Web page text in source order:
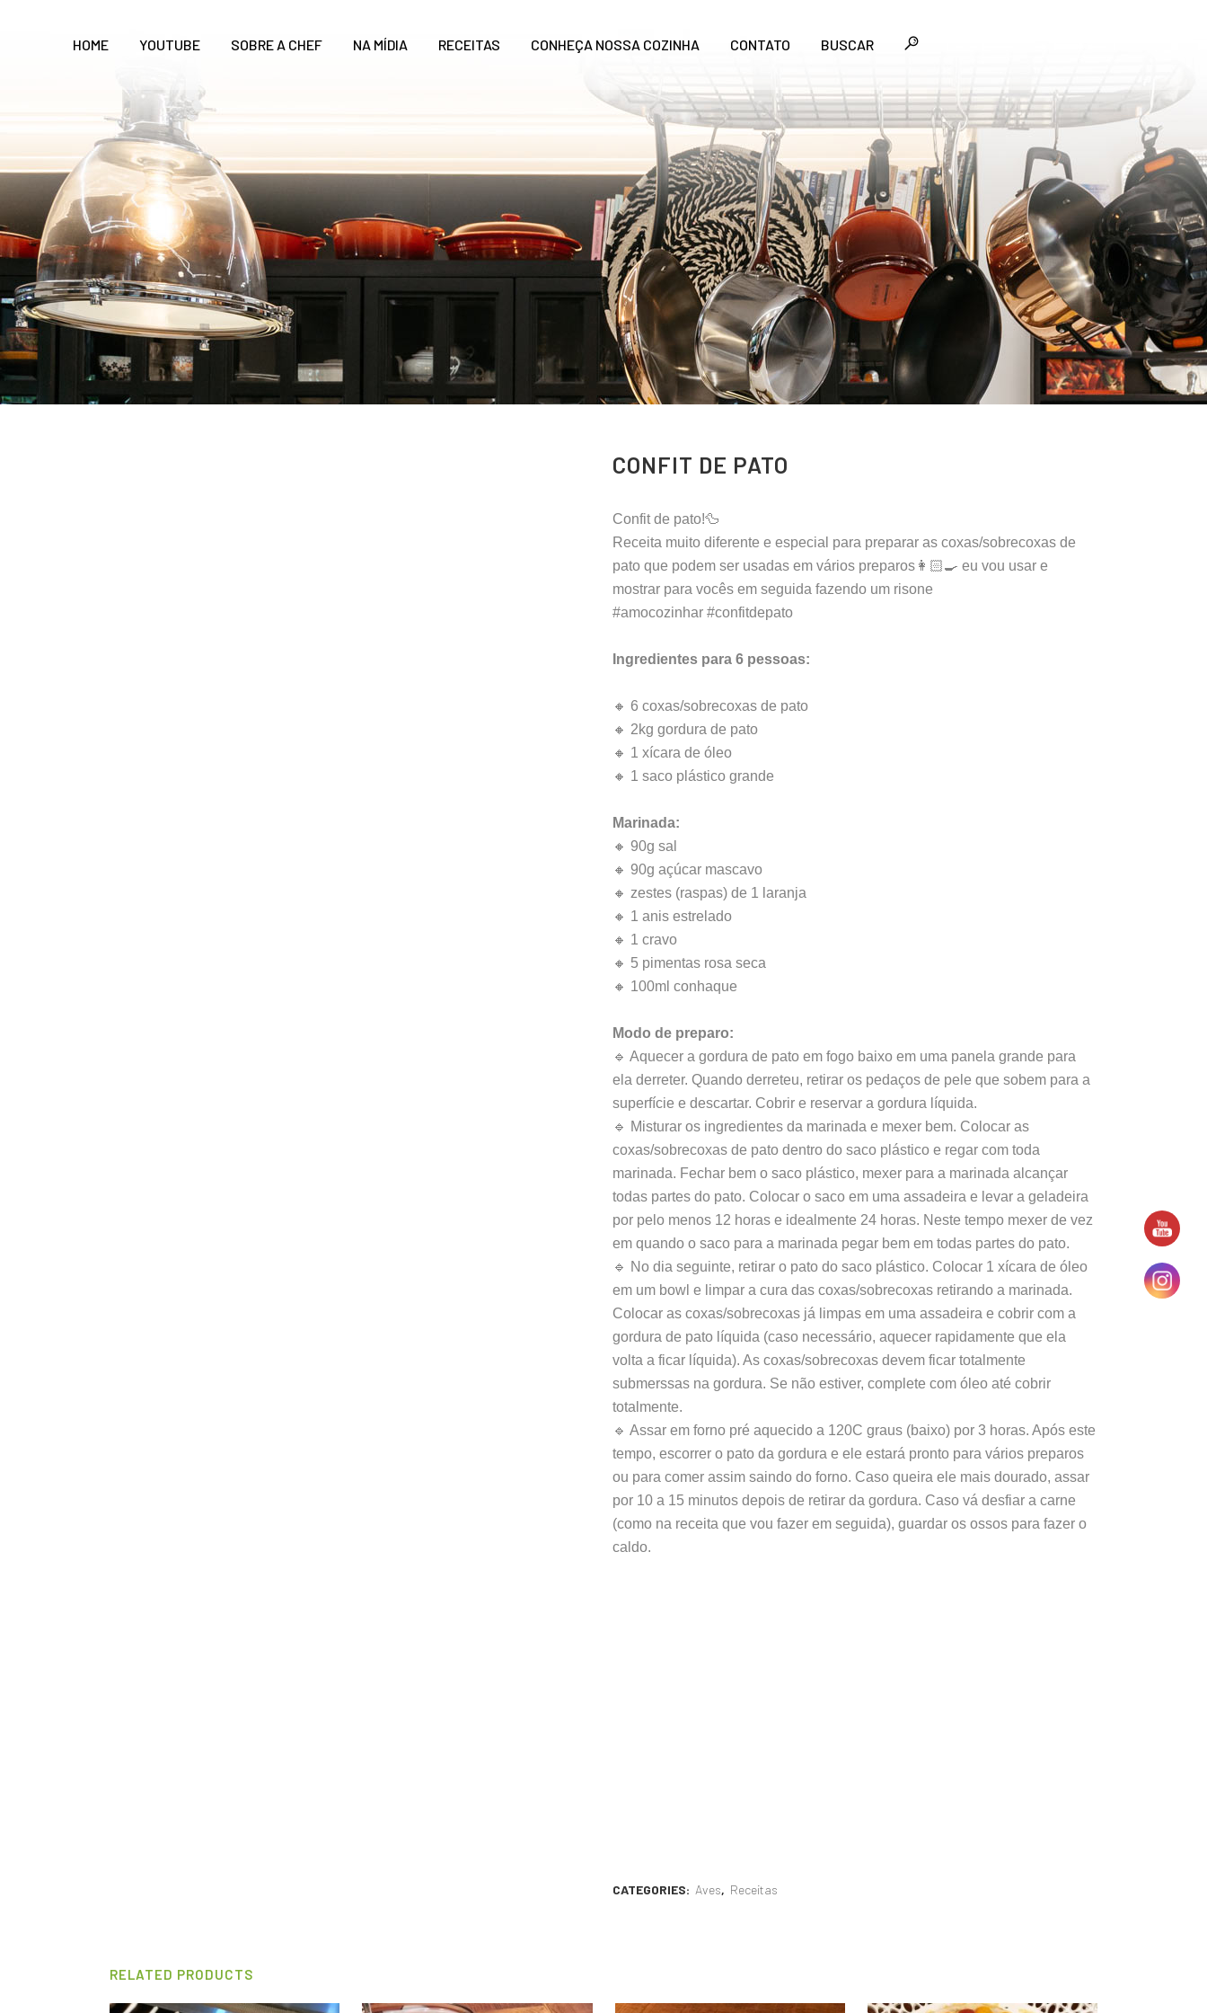
HOME YOUTUBE SOBRE A CHEF NA MÍDIA RECEITAS CONHEÇA NOSSA COZINHA CONTATO BUSCAR
CONFIT DE PATO
Confit de pato!🦆
Receita muito diferente e especial para preparar as coxas/sobrecoxas de
pato que podem ser usadas em vários preparos👩🏻‍🍳 eu vou usar e
mostrar para vocês em seguida fazendo um risone
#amocozinhar #confitdepato
Ingredientes para 6 pessoas:
🔸 6 coxas/sobrecoxas de pato
🔸 2kg gordura de pato
🔸 1 xícara de óleo
🔸 1 saco plástico grande
Marinada:
🔸 90g sal
🔸 90g açúcar mascavo
🔸 zestes (raspas) de 1 laranja
🔸 1 anis estrelado
🔸 1 cravo
🔸 5 pimentas rosa seca
🔸 100ml conhaque
Modo de preparo:
🔹 Aquecer a gordura de pato em fogo baixo em uma panela grande para
ela derreter. Quando derreteu, retirar os pedaços de pele que sobem para a
superfície e descartar. Cobrir e reservar a gordura líquida.
🔹 Misturar os ingredientes da marinada e mexer bem. Colocar as
coxas/sobrecoxas de pato dentro do saco plástico e regar com toda
marinada. Fechar bem o saco plástico, mexer para a marinada alcançar
todas partes do pato. Colocar o saco em uma assadeira e levar a geladeira
por pelo menos 12 horas e idealmente 24 horas. Neste tempo mexer de vez
em quando o saco para a marinada pegar bem em todas partes do pato.
🔹 No dia seguinte, retirar o pato do saco plástico. Colocar 1 xícara de óleo
em um bowl e limpar a cura das coxas/sobrecoxas retirando a marinada.
Colocar as coxas/sobrecoxas já limpas em uma assadeira e cobrir com a
gordura de pato líquida (caso necessário, aquecer rapidamente que ela
volta a ficar líquida). As coxas/sobrecoxas devem ficar totalmente
submerssas na gordura. Se não estiver, complete com óleo até cobrir
totalmente.
🔹 Assar em forno pré aquecido a 120C graus (baixo) por 3 horas. Após este
tempo, escorrer o pato da gordura e ele estará pronto para vários preparos
ou para comer assim saindo do forno. Caso queira ele mais dourado, assar
por 10 a 15 minutos depois de retirar da gordura. Caso vá desfiar a carne
(como na receita que vou fazer em seguida), guardar os ossos para fazer o
caldo.
CATEGORIES: Aves, Receitas
RELATED PRODUCTS